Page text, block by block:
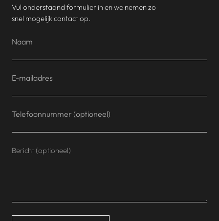
Vul onderstaand formulier in en we nemen zo
snel mogelijk contact op.